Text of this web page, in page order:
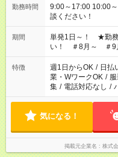
勤務時間
9:00～17:00 10:00～19:00 など ■ 他
談ください！
期間
単発1日～！ ★勤務
い！ ＃8月～ ＃9
特徴 週1日からOK / 日払
業・WワークOK /
集 / 電話対応なし /
気になる！
掲載元企業名 株式